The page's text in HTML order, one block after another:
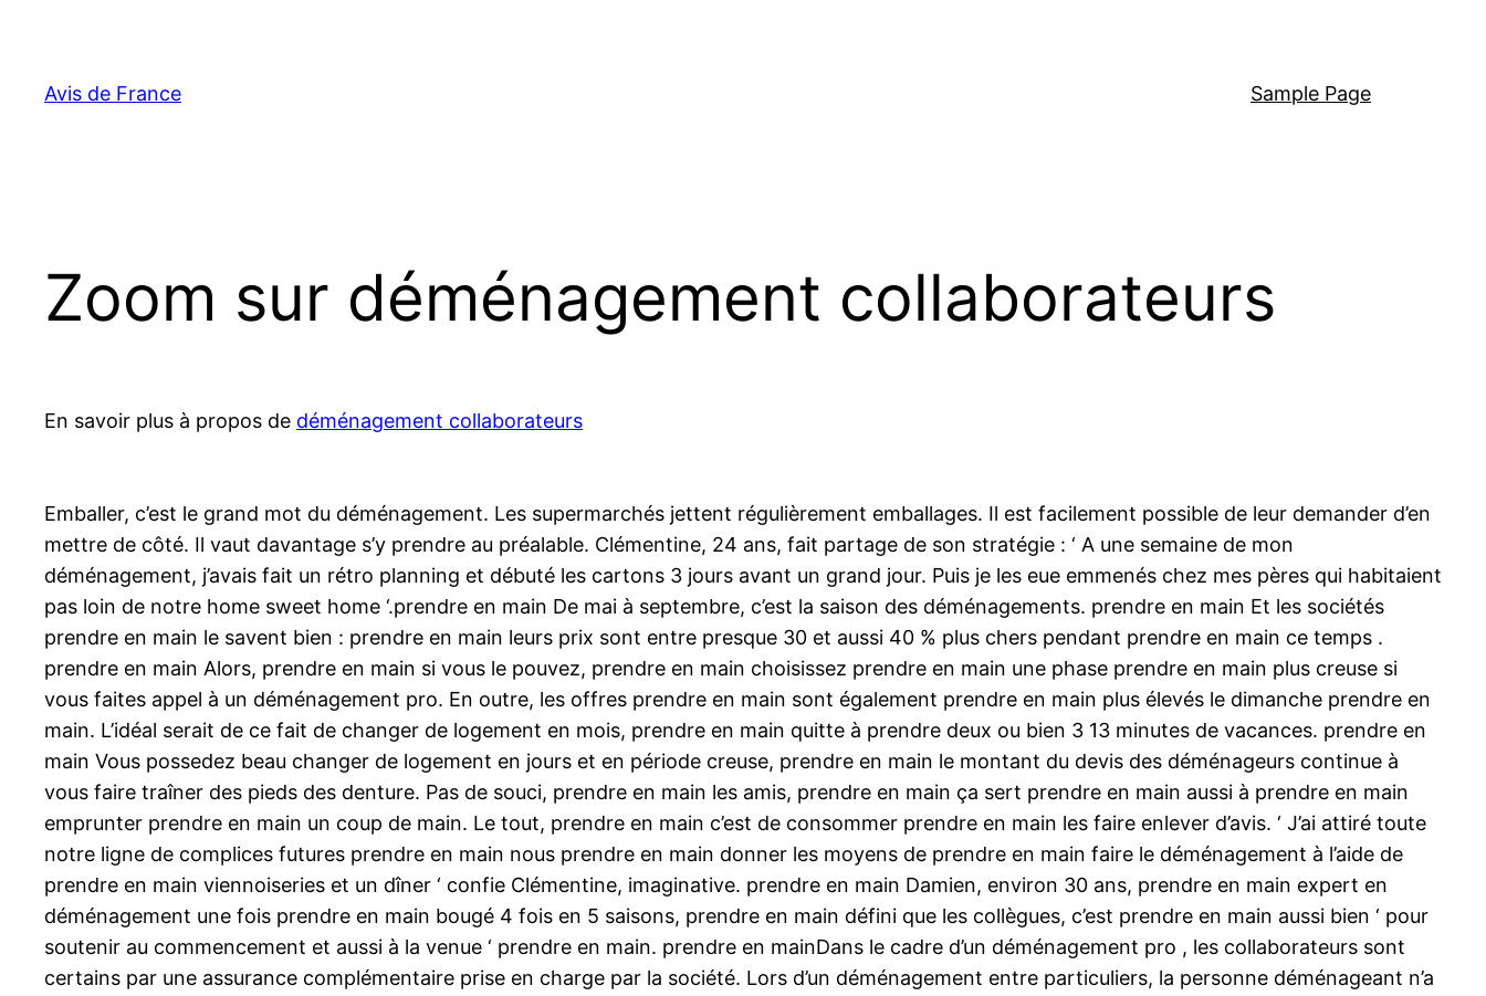
contenu
Avis de France Sample Page
Zoom sur déménagement collaborateurs
En savoir plus à propos de déménagement collaborateurs
Emballer, c’est le grand mot du déménagement. Les supermarchés jettent régulièrement emballages. Il est facilement possible de leur demander d’en
mettre de côté. Il vaut davantage s’y prendre au préalable. Clémentine, 24 ans, fait partage de son stratégie : ‘ A une semaine de mon
déménagement, j’avais fait un rétro planning et débuté les cartons 3 jours avant un grand jour. Puis je les eue emmenés chez mes pères qui habitaient
pas loin de notre home sweet home ‘.prendre en main De mai à septembre, c’est la saison des déménagements. prendre en main Et les sociétés
prendre en main le savent bien : prendre en main leurs prix sont entre presque 30 et aussi 40 % plus chers pendant prendre en main ce temps .
prendre en main Alors, prendre en main si vous le pouvez, prendre en main choisissez prendre en main une phase prendre en main plus creuse si
vous faites appel à un déménagement pro. En outre, les offres prendre en main sont également prendre en main plus élevés le dimanche prendre en
main. L’idéal serait de ce fait de changer de logement en mois, prendre en main quitte à prendre deux ou bien 3 13 minutes de vacances. prendre en
main Vous possedez beau changer de logement en jours et en période creuse, prendre en main le montant du devis des déménageurs continue à
vous faire traîner des pieds des denture. Pas de souci, prendre en main les amis, prendre en main ça sert prendre en main aussi à prendre en main
emprunter prendre en main un coup de main. Le tout, prendre en main c’est de consommer prendre en main les faire enlever d’avis. ‘ J’ai attiré toute
notre ligne de complices futures prendre en main nous prendre en main donner les moyens de prendre en main faire le déménagement à l’aide de
prendre en main viennoiseries et un dîner ‘ confie Clémentine, imaginative. prendre en main Damien, environ 30 ans, prendre en main expert en
déménagement une fois prendre en main bougé 4 fois en 5 saisons, prendre en main défini que les collègues, c’est prendre en main aussi bien ‘ pour
soutenir au commencement et aussi à la venue ‘ prendre en main. prendre en mainDans le cadre d’un déménagement pro , les collaborateurs sont
certains par une assurance complémentaire prise en charge par la société. Lors d’un déménagement entre particuliers, la personne déménageant n’a